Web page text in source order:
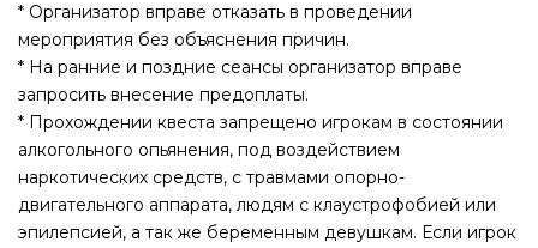
* Организатор вправе отказать в проведении
мероприятия без объяснения причин.
* На ранние и поздние сеансы организатор вправе
запросить внесение предоплаты.
* Прохождении квеста запрещено игрокам в состоянии
алкогольного опьянения, под воздействием
наркотических средств, с травмами опорно-
двигательного аппарата, людям с клаустрофобией или
эпилепсией, а так же беременным девушкам. Если игрок